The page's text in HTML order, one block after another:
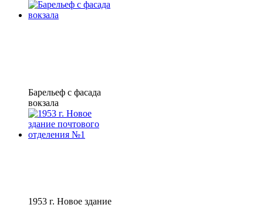
Барельеф с фасада
вокзала
1953 г. Новое здание